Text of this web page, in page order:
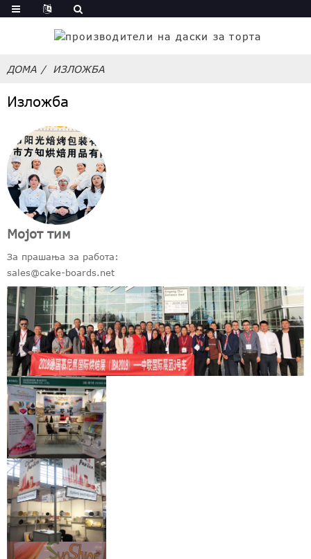
ДОМА ИЗЛОЖБА
Изложба
Мојот тим
За прашања за работа:
sales@cake-boards.net